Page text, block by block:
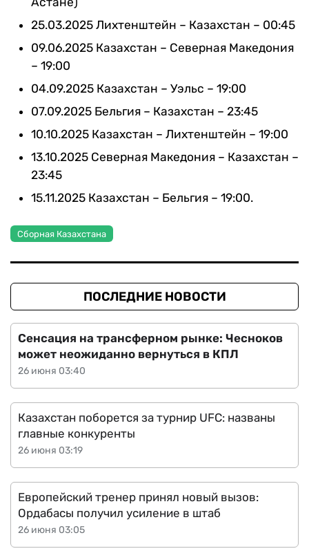
25.03.2025 Лихтенштейн – Казахстан – 00:45
09.06.2025 Казахстан – Северная Македония
– 19:00
04.09.2025 Казахстан – Уэльс – 19:00
07.09.2025 Бельгия – Казахстан – 23:45
10.10.2025 Казахстан – Лихтенштейн – 19:00
13.10.2025 Северная Македония – Казахстан –
23:45
15.11.2025 Казахстан – Бельгия – 19:00.
Сборная Казахстана
ПОСЛЕДНИЕ НОВОСТИ
26 июня 03:40
Сенсация на трансферном рынке: Чесноков
может неожиданно вернуться в КПЛ
26 июня 03:19
Казахстан поборется за турнир UFC: названы
главные конкуренты
26 июня 03:05
Европейский тренер принял новый вызов:
Ордабасы получил усиление в штаб